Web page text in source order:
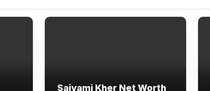
Saiyami Kher Net Worth